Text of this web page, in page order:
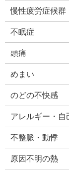
慢性疲労症候群
不眠症
頭痛
めまい
のどの不快感
アレルギー・自
不整脈・動悸
原因不明の熱